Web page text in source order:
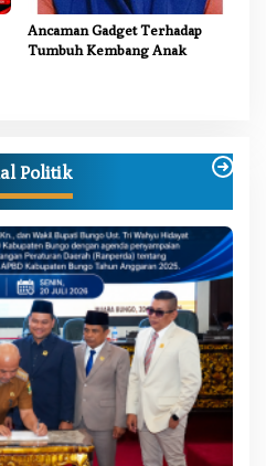
Ancaman Gadget Terhadap
Tumbuh Kembang Anak
Politik